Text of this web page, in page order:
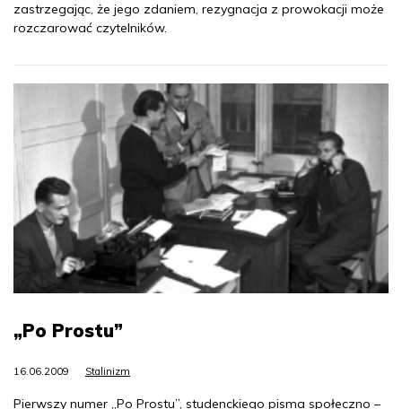
zastrzegając, że jego zdaniem, rezygnacja z prowokacji może
rozczarować czytelników.
„Po Prostu”
16.06.2009 Stalinizm
Pierwszy numer „Po Prostu”, studenckiego pisma społeczno –